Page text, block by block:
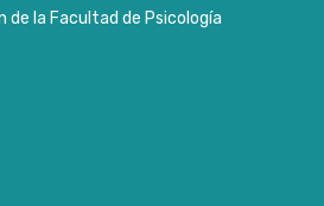
de la Facultad de Psicología